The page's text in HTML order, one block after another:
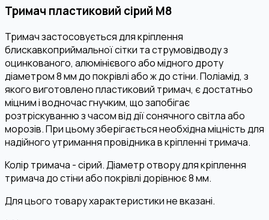
Тримач пластиковий сірий М8
Тримач застосовується для кріплення
блискавкоприймальної сітки та струмовідводу з
оцинкованого, алюмінієвого або мідного дроту
діаметром 8 мм до покрівлі або ж до стіни. Поліамід, з
якого виготовлено пластиковий тримач, є достатньо
міцним і водночас гнучким, що запобігає
розтріскуванню з часом від дії сонячного світла або
морозів. При цьому зберігається необхідна міцність для
надійного утримання провідника в кріпленні тримача.
Колір тримача - сірий. Діаметр отвору для кріплення
тримача до стіни або покрівлі дорівнює 8 мм.
Для цього товару характеристики не вказані.